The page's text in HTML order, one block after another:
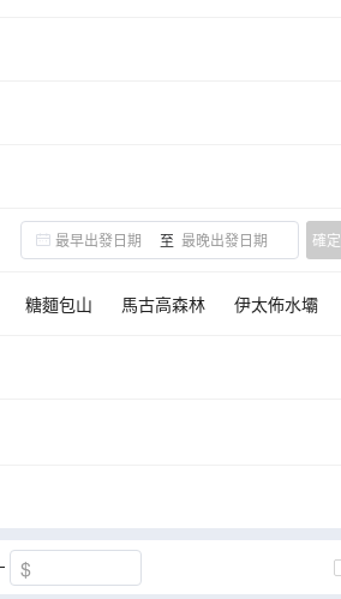
至 確定
糖麵包山 馬古高森林
伊太佈水壩